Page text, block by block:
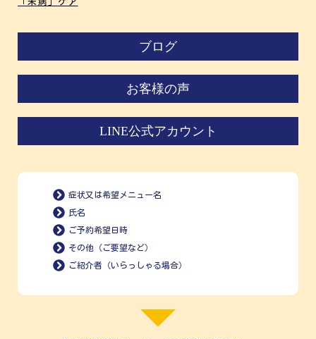
「未病」ケア
ブログ
お客様の声
LINE公式アカウント
症状又は希望メニュー名
氏名
ご予約希望日時
その他（ご要望など）
ご紹介者（いらっしゃる場合）